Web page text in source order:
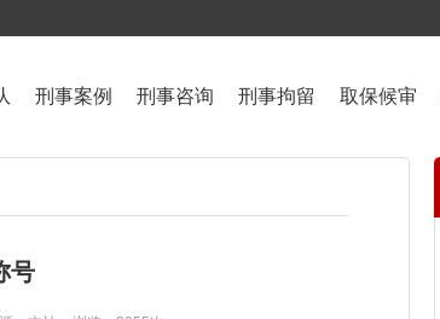
刑事案例 刑事咨询 刑事拘留 取保候审
号